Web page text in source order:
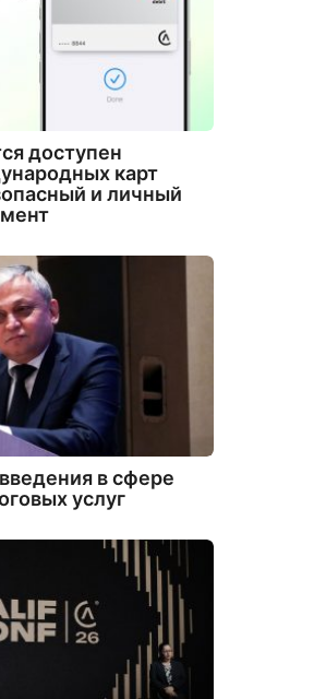
доступен
карт
и личный
в сфере
услуг